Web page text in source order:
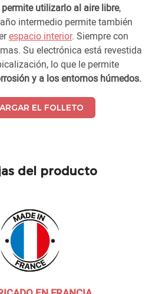
utilizarlo al aire libre,
intermedio permite también
espacio interior. Siempre con
Su electrónica está revestida
lo que le permite
y a los entornos húmedos.
EL FOLLETO
del producto